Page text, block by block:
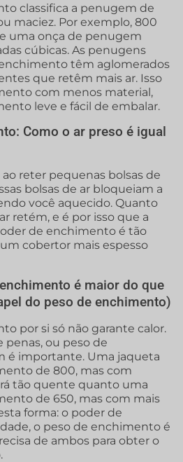
classifica a penugem de
maciez. Por exemplo, 800
uma onça de penugem
cúbicas. As penugens
têm aglomerados
que retêm mais ar. Isso
com menos material,
leve e fácil de embalar.
Como o ar preso é igual
reter pequenas bolsas de
bolsas de ar bloqueiam a
você aquecido. Quanto
retém, e é por isso que a
de enchimento é tão
cobertor mais espesso
é maior do que
do peso de enchimento)
por si só não garante calor.
ou peso de
é importante. Uma jaqueta
de 800, mas com
tão quente quanto uma
de 650, mas com mais
forma: o poder de
o peso de enchimento é
de ambos para obter o